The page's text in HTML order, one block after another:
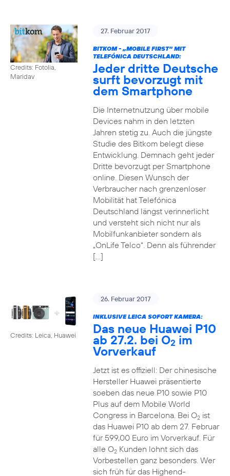
Credits: Fotolia,
Maridav
27. Februar 2017
BITKOM - „MOBILE FIRST“ MIT
TELEFÓNICA DEUTSCHLAND:
Jeder dritte Deutsche
surft bevorzugt mit
dem Smartphone
Die Internetnutzung über mobile
Devices nahm in den letzten
Jahren stetig zu. Auch die jüngste
Studie des Bitkom belegt diese
Entwicklung. Demnach geht jeder
Dritte bevorzugt per Smartphone
online. Diesen Wunsch der
Verbraucher nach grenzenloser
Mobilität hat Telefónica
Deutschland längst verinnerlicht
und versteht sich nicht nur als
Mobilfunkanbieter sondern als
„OnLife Telco“. Denn als führender
[…]
Credits: Leica, Huawei
26. Februar 2017
INKLUSIVE LEICA SOFORT KAMERA:
Das neue Huawei P10
ab 27.2. bei O2 im
Vorverkauf
Jetzt ist es offiziell: Der chinesische
Hersteller Huawei präsentierte
soeben das neue P10 sowie P10
Plus auf dem Mobile World
Congress in Barcelona. Bei O2ist
das Huawei P10 ab dem 27. Februar
für 599,00 Euro im Vorverkauf. Für
alle O2Kunden lohnt sich das
Vorbestellen ganz besonders. Wer
sich früh für das Highend-